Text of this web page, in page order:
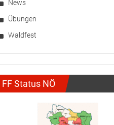
News
Übungen
Waldfest
FF Status NÖ